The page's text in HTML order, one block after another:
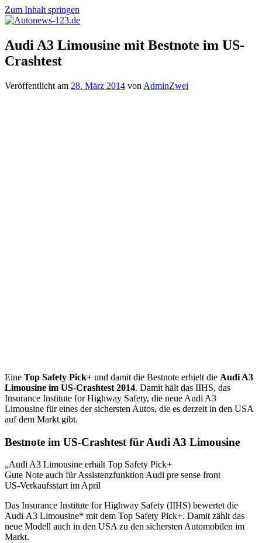
Zum Inhalt springen
Autonews-
123.de
Autonews
mit
Charme
Audi A3 Limousine mit Bestnote im US-
Crashtest
Veröffentlicht am 28. März 2014 von AdminZwei
Eine Top Safety Pick+ und damit die Bestnote erhielt die Audi A3
Limousine im US-Crashtest 2014. Damit hält das IIHS, das
Insurance Institute for Highway Safety, die neue Audi A3
Limousine für eines der sichersten Autos, die es derzeit in den USA
auf dem Markt gibt.
Bestnote im US-Crashtest für Audi A3 Limousine
„Audi A3 Limousine erhält Top Safety Pick+
Gute Note auch für Assistenzfunktion Audi pre sense front
US-Verkaufsstart im April
Das Insurance Institute for Highway Safety (IIHS) bewertet die
Audi A3 Limousine* mit dem Top Safety Pick+. Damit zählt das
neue Modell auch in den USA zu den sichersten Automobilen im
Markt.